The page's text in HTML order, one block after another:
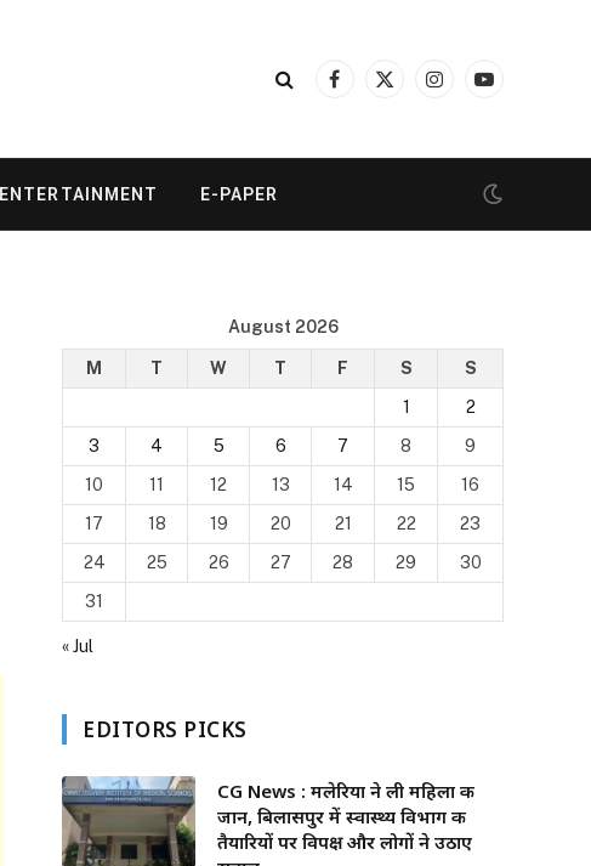
Facebook
X
InstagramYouTube
ENTERTAINMENT E-PAPER
August 2026
M T W T F S
S
1
2
3
4 5 6 7 8
9
10
11 12 13 14 15
16
17
18 19 20 21 22
23
24
25 26 27 28 29
30
31
« Jul
EDITORS PICKS
CG News : मलेरिया ने ली महिला की
जान, बिलासपुर में स्वास्थ्य विभाग की
तैयारियों पर विपक्ष और लोगों ने उठाए